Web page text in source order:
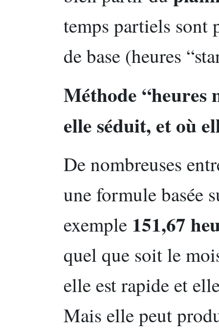
temps partiels sont
de base (heures
Méthode “heures
elle séduit, et où
De nombreuses
une formule basée
exemple 151,67
quel que soit le
elle est rapide et
Mais elle peut